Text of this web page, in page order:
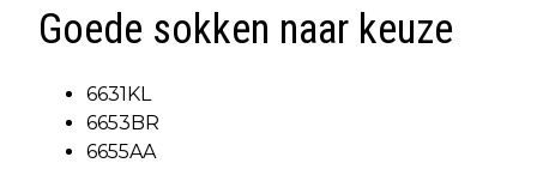
Goede sokken naar keuze
6631KL
6653BR
6655AA